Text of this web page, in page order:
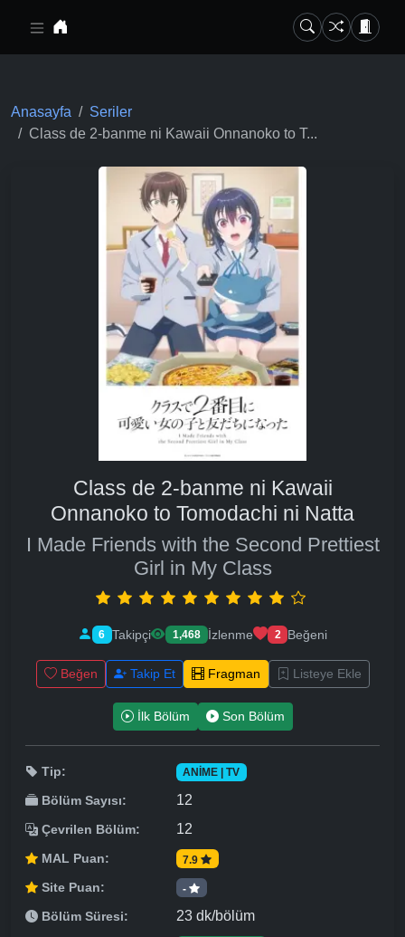
Anasayfa
Seriler
Class de 2-banme ni Kawaii Onnanoko to T...
Class de 2-banme ni Kawaii
Onnanoko to Tomodachi ni Natta
I Made Friends with the Second Prettiest
Girl in My Class
6 Takipçi 1,468 İzlenme 2 Beğeni
Beğen Takip Et Fragman Listeye Ekle
İlk Bölüm Son Bölüm
Tip: ANIME | TV
Bölüm Sayısı: 12
Çevrilen Bölüm: 12
MAL Puan: 7.9
Site Puan: -
Bölüm Süresi: 23 dk/bölüm